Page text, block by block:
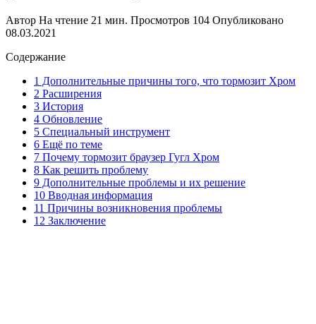
Автор На чтение 21 мин. Просмотров 104 Опубликовано
08.03.2021
Содержание
1 Дополнительные причины того, что тормозит Хром
2 Расширения
3 История
4 Обновление
5 Специальный инструмент
6 Ещё по теме
7 Почему тормозит браузер Гугл Хром
8 Как решить проблему
9 Дополнительные проблемы и их решение
10 Вводная информация
11 Причины возникновения проблемы
12 Заключение